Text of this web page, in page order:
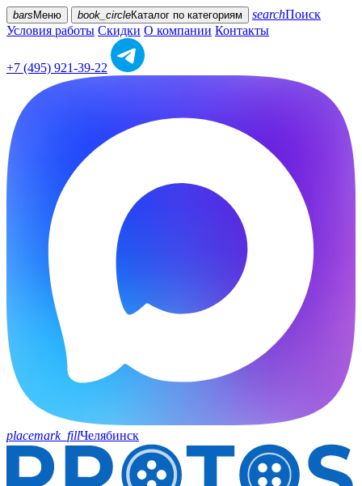
bars Меню book_circleКаталог по категориям searchПоиск
Условия работы Скидки О компании Контакты
+7 (495) 921-39-22
placemark_fillЧелябинск